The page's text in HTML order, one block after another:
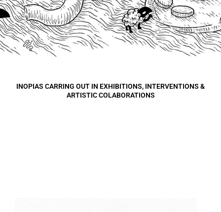
INOPIAS CARRING OUT IN EXHIBITIONS, INTERVENTIONS &
ARTISTIC COLABORATIONS